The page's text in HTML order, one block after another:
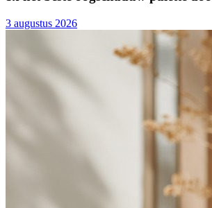
3 augustus 2026